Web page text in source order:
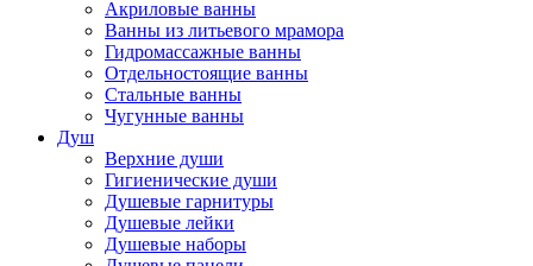
Акриловые ванны
Ванны из литьевого мрамора
Гидромассажные ванны
Отдельностоящие ванны
Стальные ванны
Чугунные ванны
Душ
Верхние души
Гигиенические души
Душевые гарнитуры
Душевые лейки
Душевые наборы